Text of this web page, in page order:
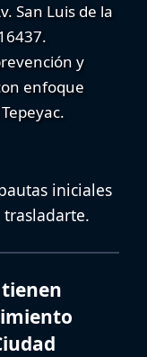
San Luis de la
.
y
enfoque
iniciales
trasladarte.